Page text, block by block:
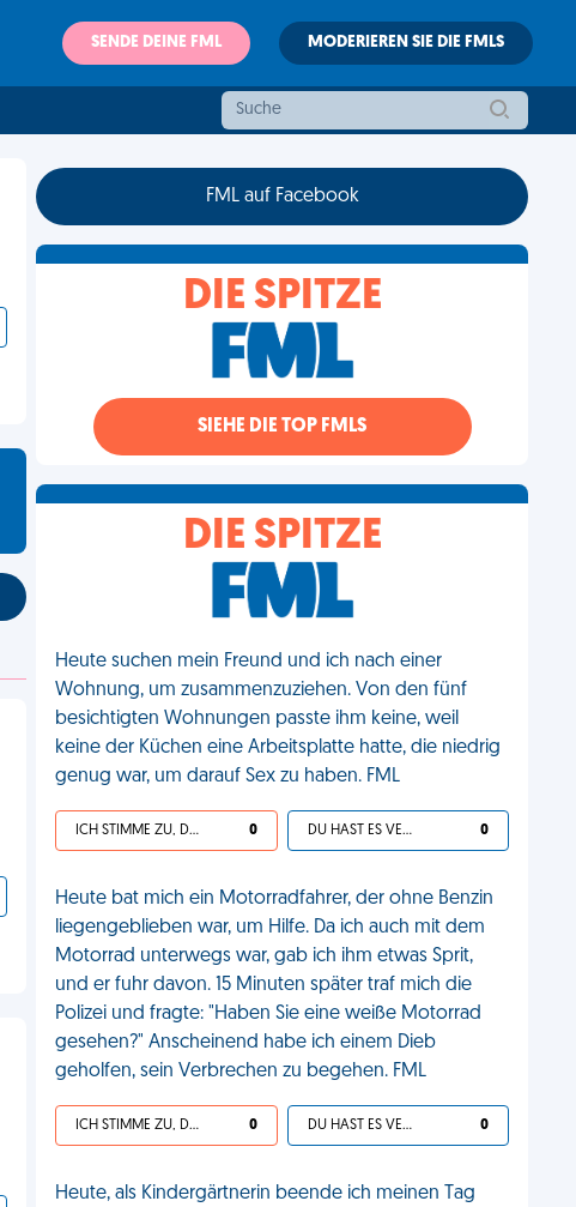
SENDE DEINE FML MODERIEREN SIE DIE FMLS
FML auf Facebook
DIE SPITZE
SIEHE DIE TOP FMLS
DIE SPITZE
Heute suchen mein Freund und ich nach einer
Wohnung, um zusammenzuziehen. Von den fünf
besichtigten Wohnungen passte ihm keine, weil
keine der Küchen eine Arbeitsplatte hatte, die niedrig
genug war, um darauf Sex zu haben. FML
ICH STIMME ZU, DEIN LEBEN IST SCHEISSE 0 DU HAST ES VERDIENT 0
Heute bat mich ein Motorradfahrer, der ohne Benzin
liegengeblieben war, um Hilfe. Da ich auch mit dem
Motorrad unterwegs war, gab ich ihm etwas Sprit,
und er fuhr davon. 15 Minuten später traf mich die
Polizei und fragte: "Haben Sie eine weiße Motorrad
gesehen?" Anscheinend habe ich einem Dieb
geholfen, sein Verbrechen zu begehen. FML
ICH STIMME ZU, DEIN LEBEN IST SCHEISSE 0 DU HAST ES VERDIENT 0
Heute, als Kindergärtnerin beende ich meinen Tag